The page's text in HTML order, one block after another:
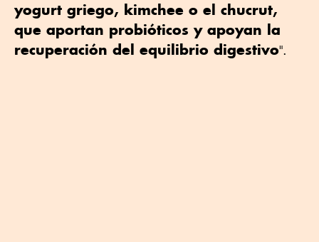
yogurt griego, kimchee o el chucrut,
que aportan probióticos y apoyan la
recuperación del equilibrio digestivo".